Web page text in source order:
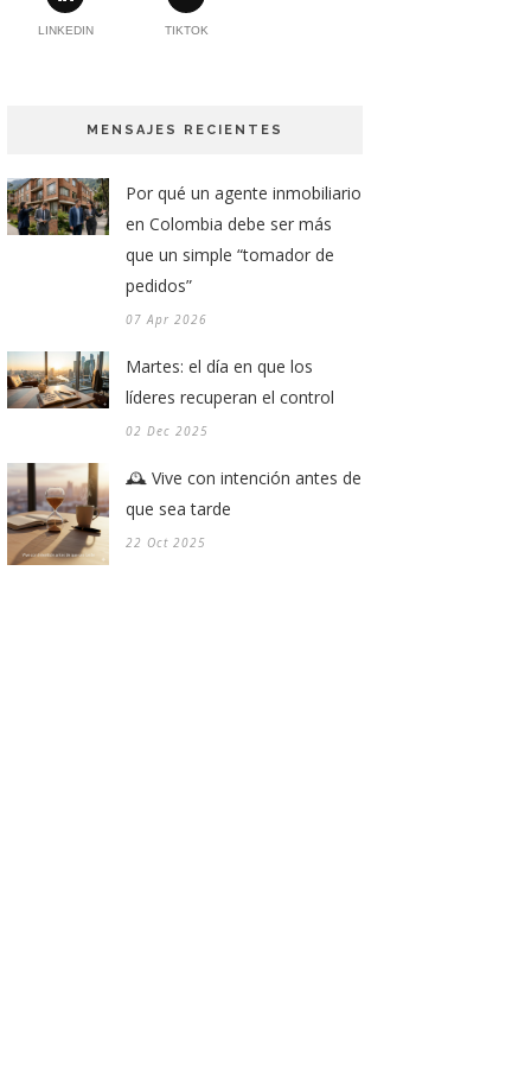
LINKEDIN TIKTOK
MENSAJES RECIENTES
Por qué un agente inmobiliario
en Colombia debe ser más
que un simple “tomador de
pedidos”
07 Apr 2026
Martes: el día en que los
líderes recuperan el control
02 Dec 2025
🕰️ Vive con intención antes de
que sea tarde
22 Oct 2025